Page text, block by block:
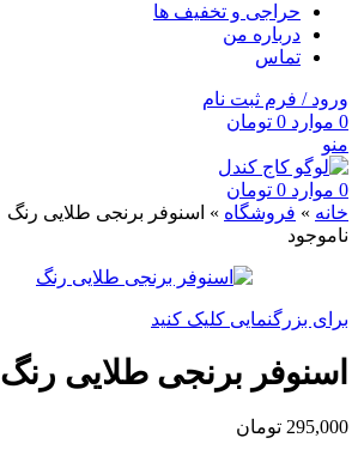
حراجی و تخفیف ها
درباره من
تماس
ورود / فرم ثبت نام
0 موارد 0 تومان
منو
0 موارد 0 تومان
خانه » فروشگاه » اسنوفر برنجی طلایی رنگ
ناموجود
برای بزرگنمایی کلیک کنید
اسنوفر برنجی طلایی رنگ
295,000 تومان